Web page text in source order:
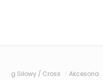
Siłowy / Cross Akcesoria